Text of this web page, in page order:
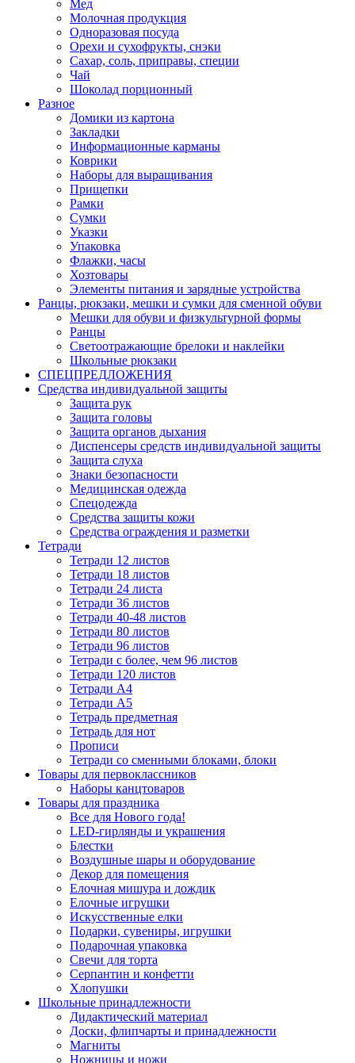
Мед
Молочная продукция
Одноразовая посуда
Орехи и сухофрукты, снэки
Сахар, соль, приправы, специи
Чай
Шоколад порционный
Разное
Домики из картона
Закладки
Информационные карманы
Коврики
Наборы для выращивания
Прищепки
Рамки
Сумки
Указки
Упаковка
Флажки, часы
Хозтовары
Элементы питания и зарядные устройства
Ранцы, рюкзаки, мешки и сумки для сменной обуви
Мешки для обуви и физкультурной формы
Ранцы
Светоотражающие брелоки и наклейки
Школьные рюкзаки
СПЕЦПРЕДЛОЖЕНИЯ
Средства индивидуальной защиты
Защита рук
Защита головы
Защита органов дыхания
Диспенсеры средств индивидуальной защиты
Защита слуха
Знаки безопасности
Медицинская одежда
Спецодежда
Средства защиты кожи
Средства ограждения и разметки
Тетради
Тетради 12 листов
Тетради 18 листов
Тетради 24 листа
Тетради 36 листов
Тетради 40-48 листов
Тетради 80 листов
Тетради 96 листов
Тетради с более, чем 96 листов
Тетради 120 листов
Тетради А4
Тетради А5
Тетрадь предметная
Тетрадь для нот
Прописи
Тетради со сменными блоками, блоки
Товары для первоклассников
Наборы канцтоваров
Товары для праздника
Все для Нового года!
LED-гирлянды и украшения
Блестки
Воздушные шары и оборудование
Декор для помещения
Елочная мишура и дождик
Елочные игрушки
Искусственные елки
Подарки, сувениры, игрушки
Подарочная упаковка
Свечи для торта
Серпантин и конфетти
Хлопушки
Школьные принадлежности
Дидактический материал
Доски, флипчарты и принадлежности
Магниты
Ножницы и ножи